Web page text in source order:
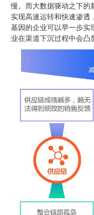
慢。而大数据驱动之下的
实现高速运转和快速渗透
基因的企业可以早一步实
业在渠道下沉过程中会凸